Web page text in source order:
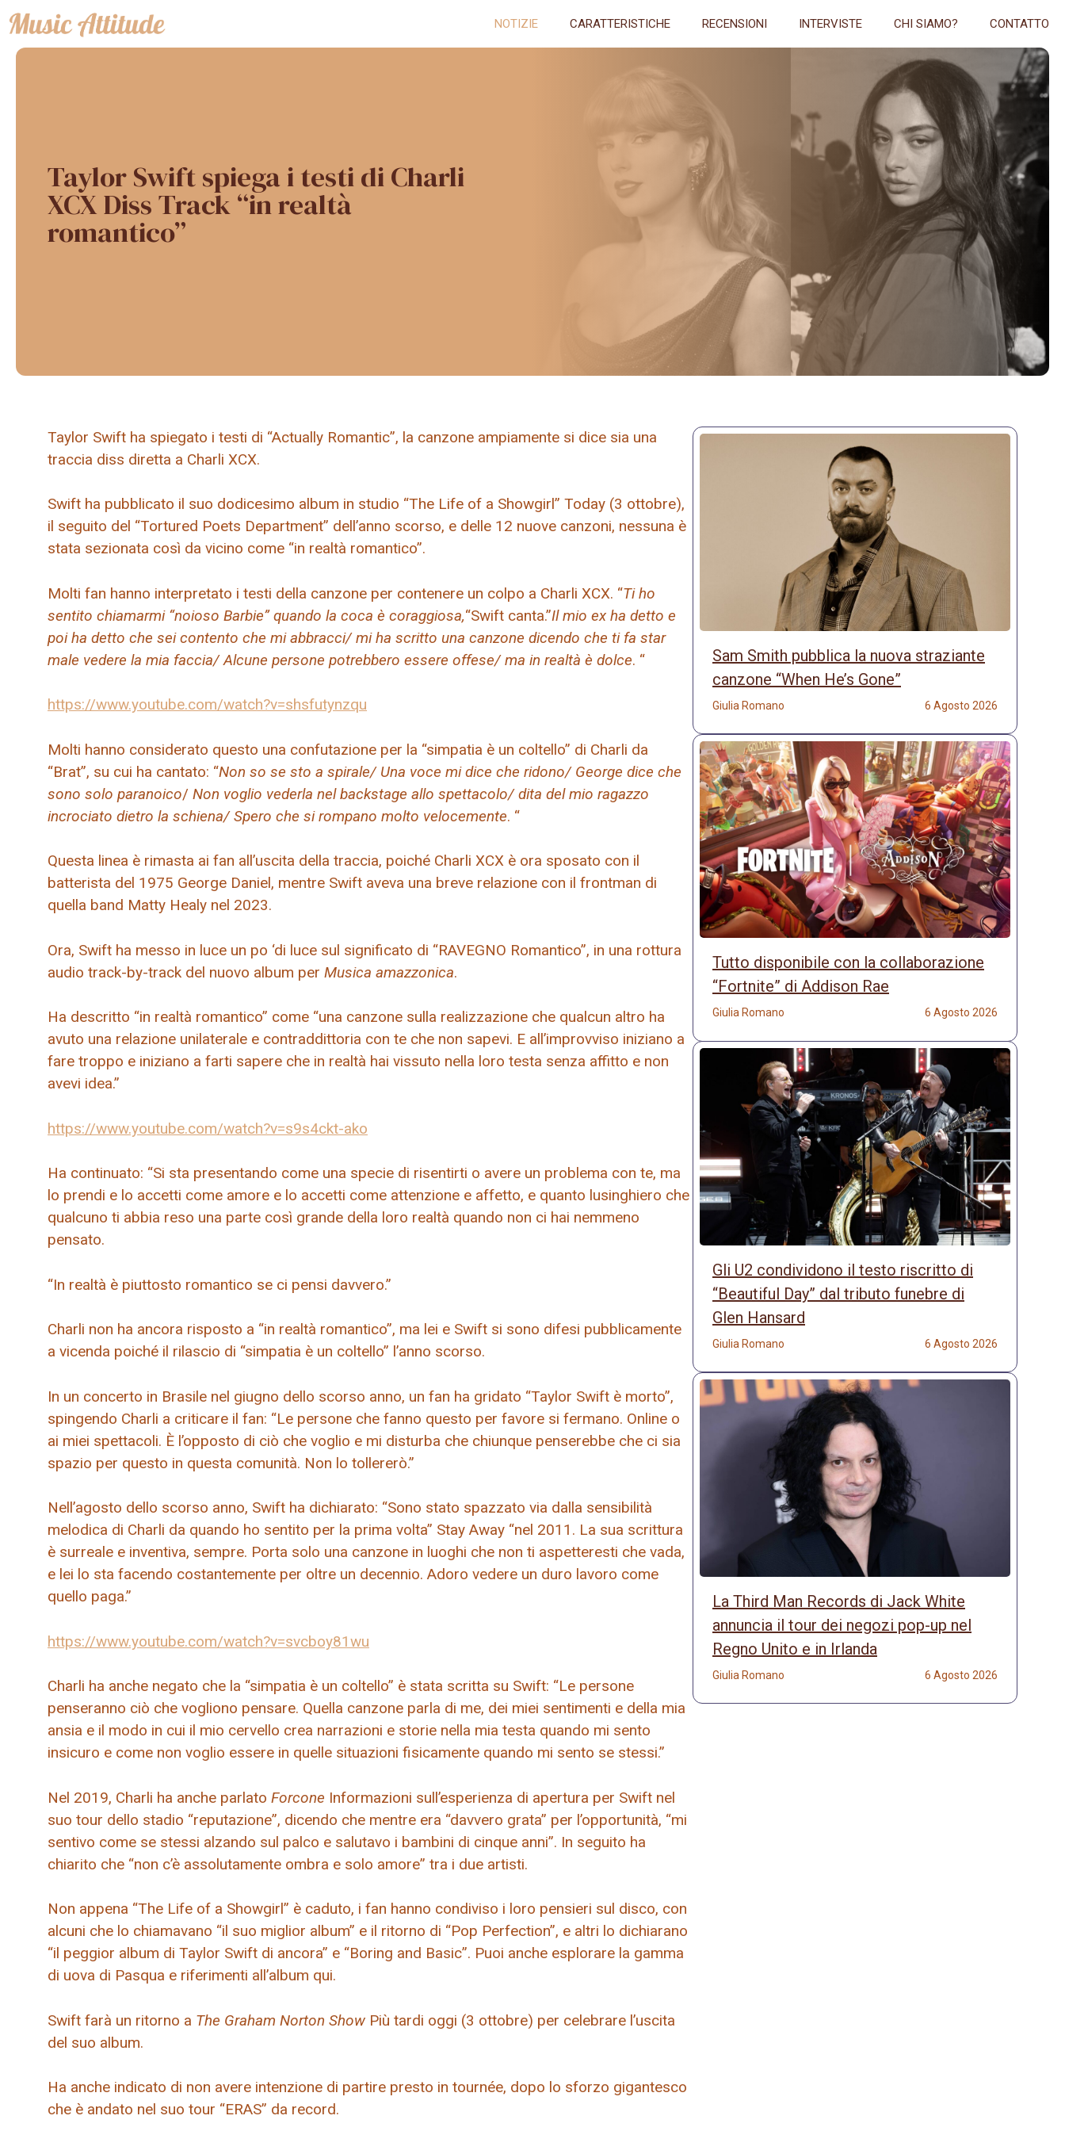
Vai
al
contenuto
NOTIZIE CARATTERISTICHE RECENSIONI INTERVISTE CHI SIAMO? CONTATTO
Taylor Swift spiega i testi di Charli
XCX Diss Track “in realtà
romantico”
Taylor Swift ha spiegato i testi di “Actually Romantic”, la canzone ampiamente si dice sia una
traccia diss diretta a Charli XCX.
Swift ha pubblicato il suo dodicesimo album in studio “The Life of a Showgirl” Today (3 ottobre),
il seguito del “Tortured Poets Department” dell’anno scorso, e delle 12 nuove canzoni, nessuna è
stata sezionata così da vicino come “in realtà romantico”.
Molti fan hanno interpretato i testi della canzone per contenere un colpo a Charli XCX. “Ti ho
sentito chiamarmi “noioso Barbie” quando la coca è coraggiosa,“Swift canta.”Il mio ex ha detto e
poi ha detto che sei contento che mi abbracci/ mi ha scritto una canzone dicendo che ti fa star
male vedere la mia faccia/ Alcune persone potrebbero essere offese/ ma in realtà è dolce. “
https://www.youtube.com/watch?v=shsfutynzqu
Molti hanno considerato questo una confutazione per la “simpatia è un coltello” di Charli da
“Brat”, su cui ha cantato: “Non so se sto a spirale/ Una voce mi dice che ridono/ George dice che
sono solo paranoico/ Non voglio vederla nel backstage allo spettacolo/ dita del mio ragazzo
incrociato dietro la schiena/ Spero che si rompano molto velocemente. “
Questa linea è rimasta ai fan all’uscita della traccia, poiché Charli XCX è ora sposato con il
batterista del 1975 George Daniel, mentre Swift aveva una breve relazione con il frontman di
quella band Matty Healy nel 2023.
Ora, Swift ha messo in luce un po ‘di luce sul significato di “RAVEGNO Romantico”, in una rottura
audio track-by-track del nuovo album per Musica amazzonica.
Ha descritto “in realtà romantico” come “una canzone sulla realizzazione che qualcun altro ha
avuto una relazione unilaterale e contraddittoria con te che non sapevi. E all’improvviso iniziano a
fare troppo e iniziano a farti sapere che in realtà hai vissuto nella loro testa senza affitto e non
avevi idea.”
https://www.youtube.com/watch?v=s9s4ckt-ako
Ha continuato: “Si sta presentando come una specie di risentirti o avere un problema con te, ma
lo prendi e lo accetti come amore e lo accetti come attenzione e affetto, e quanto lusinghiero che
qualcuno ti abbia reso una parte così grande della loro realtà quando non ci hai nemmeno
pensato.
“In realtà è piuttosto romantico se ci pensi davvero.”
Charli non ha ancora risposto a “in realtà romantico”, ma lei e Swift si sono difesi pubblicamente
a vicenda poiché il rilascio di “simpatia è un coltello” l’anno scorso.
In un concerto in Brasile nel giugno dello scorso anno, un fan ha gridato “Taylor Swift è morto”,
spingendo Charli a criticare il fan: “Le persone che fanno questo per favore si fermano. Online o
ai miei spettacoli. È l’opposto di ciò che voglio e mi disturba che chiunque penserebbe che ci sia
spazio per questo in questa comunità. Non lo tollererò.”
Nell’agosto dello scorso anno, Swift ha dichiarato: “Sono stato spazzato via dalla sensibilità
melodica di Charli da quando ho sentito per la prima volta” Stay Away “nel 2011. La sua scrittura
è surreale e inventiva, sempre. Porta solo una canzone in luoghi che non ti aspetteresti che vada,
e lei lo sta facendo costantemente per oltre un decennio. Adoro vedere un duro lavoro come
quello paga.”
https://www.youtube.com/watch?v=svcboy81wu
Charli ha anche negato che la “simpatia è un coltello” è stata scritta su Swift: “Le persone
penseranno ciò che vogliono pensare. Quella canzone parla di me, dei miei sentimenti e della mia
ansia e il modo in cui il mio cervello crea narrazioni e storie nella mia testa quando mi sento
insicuro e come non voglio essere in quelle situazioni fisicamente quando mi sento se stessi.”
Nel 2019, Charli ha anche parlato Forcone Informazioni sull’esperienza di apertura per Swift nel
suo tour dello stadio “reputazione”, dicendo che mentre era “davvero grata” per l’opportunità, “mi
sentivo come se stessi alzando sul palco e salutavo i bambini di cinque anni”. In seguito ha
chiarito che “non c’è assolutamente ombra e solo amore” tra i due artisti.
Non appena “The Life of a Showgirl” è caduto, i fan hanno condiviso i loro pensieri sul disco, con
alcuni che lo chiamavano “il suo miglior album” e il ritorno di “Pop Perfection”, e altri lo dichiarano
“il peggior album di Taylor Swift di ancora” e “Boring and Basic”. Puoi anche esplorare la gamma
di uova di Pasqua e riferimenti all’album qui.
Swift farà un ritorno a The Graham Norton Show Più tardi oggi (3 ottobre) per celebrare l’uscita
del suo album.
Ha anche indicato di non avere intenzione di partire presto in tournée, dopo lo sforzo gigantesco
che è andato nel suo tour “ERAS” da record.
Sam Smith pubblica la nuova straziante
canzone “When He’s Gone”
Giulia Romano 6 Agosto 2026
Tutto disponibile con la collaborazione
“Fortnite” di Addison Rae
Giulia Romano 6 Agosto 2026
Gli U2 condividono il testo riscritto di
“Beautiful Day” dal tributo funebre di
Glen Hansard
Giulia Romano 6 Agosto 2026
La Third Man Records di Jack White
annuncia il tour dei negozi pop-up nel
Regno Unito e in Irlanda
Giulia Romano 6 Agosto 2026